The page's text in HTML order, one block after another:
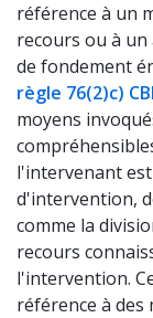
référence à un
recours ou à
de fondement
règle 76(2)c)
moyens
l'intervenant
d'intervention,
comme la
recours
l'intervention.
référence à